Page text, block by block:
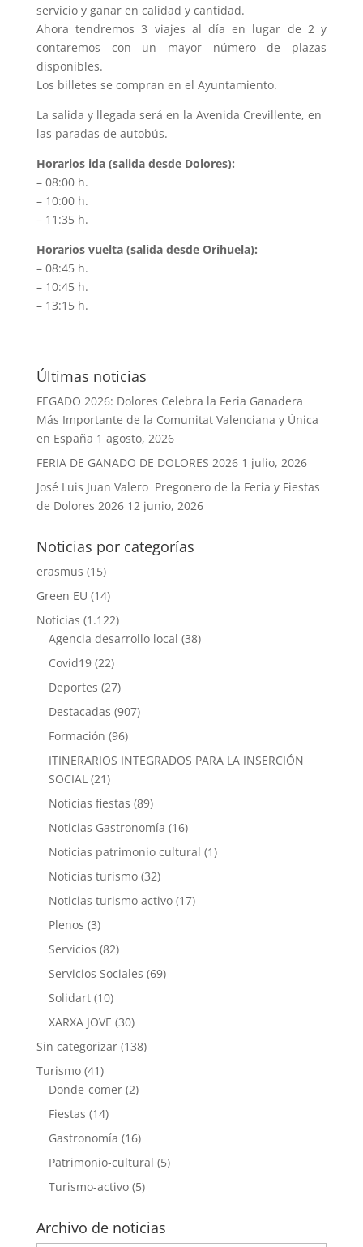
servicio y ganar en calidad y cantidad.
Ahora tendremos 3 viajes al día en lugar de 2 y
contaremos con un mayor número de plazas
disponibles.
Los billetes se compran en el Ayuntamiento.
La salida y llegada será en la Avenida Crevillente, en
las paradas de autobús.
Horarios ida (salida desde Dolores):
– 08:00 h.
– 10:00 h.
– 11:35 h.
Horarios vuelta (salida desde Orihuela):
– 08:45 h.
– 10:45 h.
– 13:15 h.
Últimas noticias
FEGADO 2026: Dolores Celebra la Feria Ganadera
Más Importante de la Comunitat Valenciana y Única
en España 1 agosto, 2026
FERIA DE GANADO DE DOLORES 2026 1 julio, 2026
José Luis Juan Valero Pregonero de la Feria y Fiestas
de Dolores 2026 12 junio, 2026
Noticias por categorías
erasmus (15)
Green EU (14)
Noticias (1.122)
Agencia desarrollo local (38)
Covid19(22)
Deportes (27)
Destacadas (907)
Formación (96)
ITINERARIOS INTEGRADOS PARA LA INSERCIÓN
SOCIAL(21)
Noticias fiestas (89)
Noticias Gastronomía (16)
Noticias patrimonio cultural (1)
Noticias turismo(32)
Noticias turismo activo(17)
Plenos (3)
Servicios (82)
Servicios Sociales (69)
Solidart(10)
XARXA JOVE (30)
Sin categorizar(138)
Turismo(41)
Donde-comer(2)
Fiestas (14)
Gastronomía (16)
Patrimonio-cultural (5)
Turismo-activo(5)
Archivo de noticias